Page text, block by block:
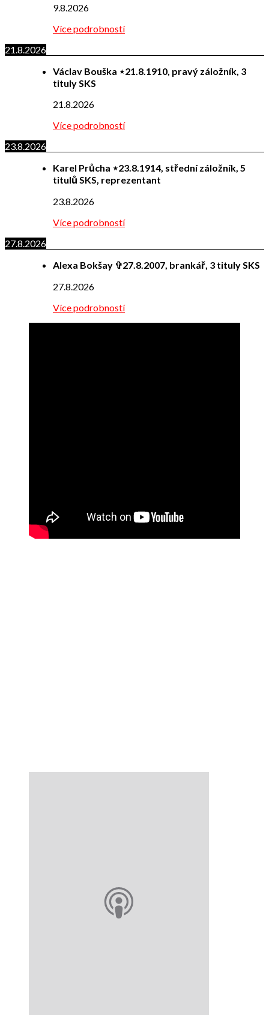
9.8.2026
Více podrobností
21.8.2026
Václav Bouška ⋆21.8.1910, pravý záložník, 3
tituly SKS
21.8.2026
Více podrobností
23.8.2026
Karel Průcha ⋆23.8.1914, střední záložník, 5
titulů SKS, reprezentant
23.8.2026
Více podrobností
27.8.2026
Alexa Bokšay ✞27.8.2007, brankář, 3 tituly SKS
27.8.2026
Více podrobností